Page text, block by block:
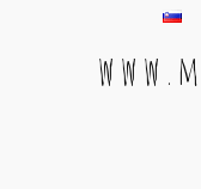
w w w .
Main